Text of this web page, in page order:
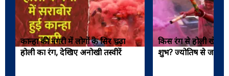
कान्हा की नगरी में लोगों के सिर चढ़ा
होली का रंग, देखिए अनोखी तस्वीरें
किस रंग से होली
शुभ? ज्योतिष से जानें